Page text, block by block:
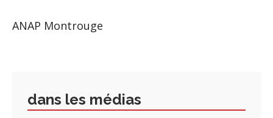
ANAP Montrouge
dans les médias